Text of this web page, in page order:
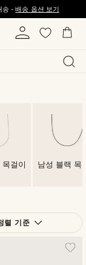
송 -배송 옵션 보기
걸이 남성 블랙 목
렬 기준